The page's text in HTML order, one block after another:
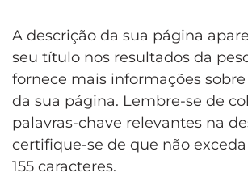
A descrição da sua página
seu título nos resultados da
fornece mais informações
da sua página. Lembre-se de
palavras-chave relevantes na
certifique-se de que não
155 caracteres.